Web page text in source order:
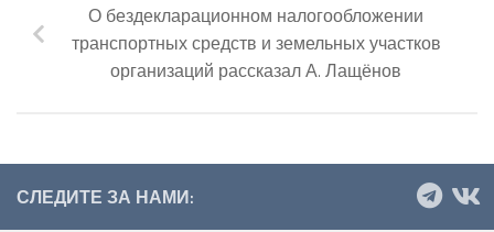
О бездекларационном налогообложении
транспортных средств и земельных участков
организаций рассказал А. Лащёнов
СЛЕДИТЕ ЗА НАМИ: